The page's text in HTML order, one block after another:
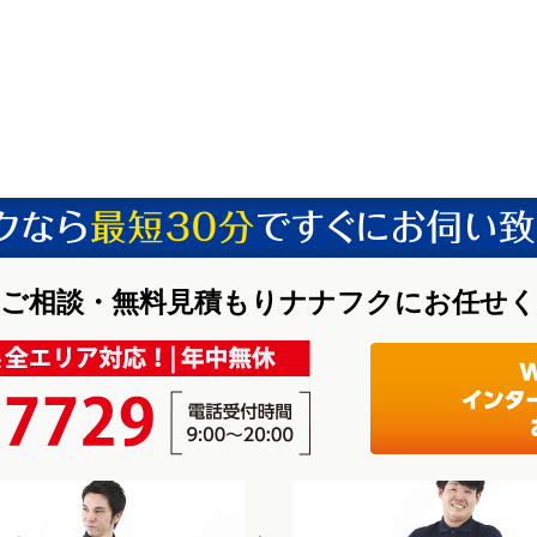
相談・無料見積もりナナフクにお任せ